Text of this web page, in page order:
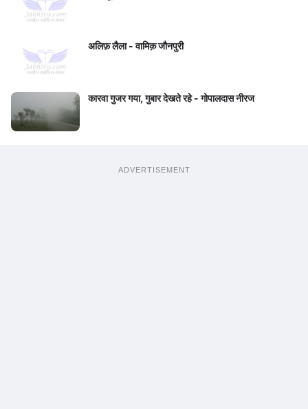
अलिफ़ लैला - वामिक़ जौनपुरी
कारवा गुजर गया, गुबार देखते रहे - गोपालदास नीरज
ADVERTISEMENT